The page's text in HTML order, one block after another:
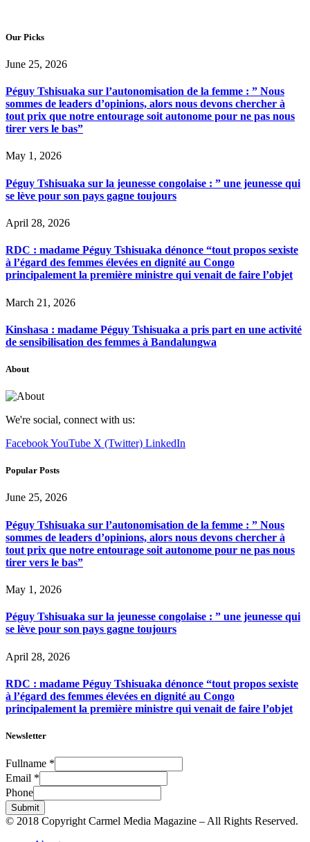
Our Picks
June 25, 2026
Péguy Tshisuaka sur l’autonomisation de la femme : ” Nous
sommes de leaders d’opinions, alors nous devons chercher à
tout prix que notre entourage soit autonome pour ne pas nous
tirer vers le bas”
May 1, 2026
Péguy Tshisuaka sur la jeunesse congolaise : ” une jeunesse qui
se lève pour son pays gagne toujours
April 28, 2026
RDC : madame Péguy Tshisuaka dénonce “tout propos sexiste
à l’égard des femmes élevées en dignité au Congo
principalement la première ministre qui venait de faire l’objet
March 21, 2026
Kinshasa : madame Péguy Tshisuaka a pris part en une activité
de sensibilisation des femmes à Bandalungwa
About
We're social, connect with us:
FacebookYouTube X (Twitter) LinkedIn
Popular Posts
June 25, 2026
Péguy Tshisuaka sur l’autonomisation de la femme : ” Nous
sommes de leaders d’opinions, alors nous devons chercher à
tout prix que notre entourage soit autonome pour ne pas nous
tirer vers le bas”
May 1, 2026
Péguy Tshisuaka sur la jeunesse congolaise : ” une jeunesse qui
se lève pour son pays gagne toujours
April 28, 2026
RDC : madame Péguy Tshisuaka dénonce “tout propos sexiste
à l’égard des femmes élevées en dignité au Congo
principalement la première ministre qui venait de faire l’objet
Newsletter
Fullname *
Email *
Phone
Submit
© 2018 Copyright Carmel Media Magazine – All Rights Reserved.